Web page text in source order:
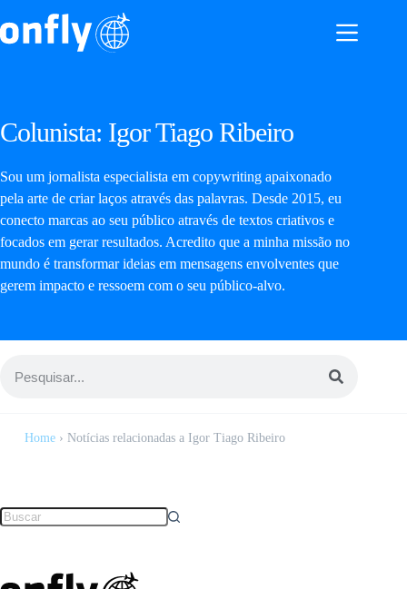
Colunista: Igor Tiago Ribeiro
Sou um jornalista especialista em copywriting apaixonado
pela arte de criar laços através das palavras. Desde 2015, eu
conecto marcas ao seu público através de textos criativos e
focados em gerar resultados. Acredito que a minha missão no
mundo é transformar ideias em mensagens envolventes que
gerem impacto e ressoem com o seu público-alvo.
Home› Notícias relacionadas a Igor Tiago Ribeiro